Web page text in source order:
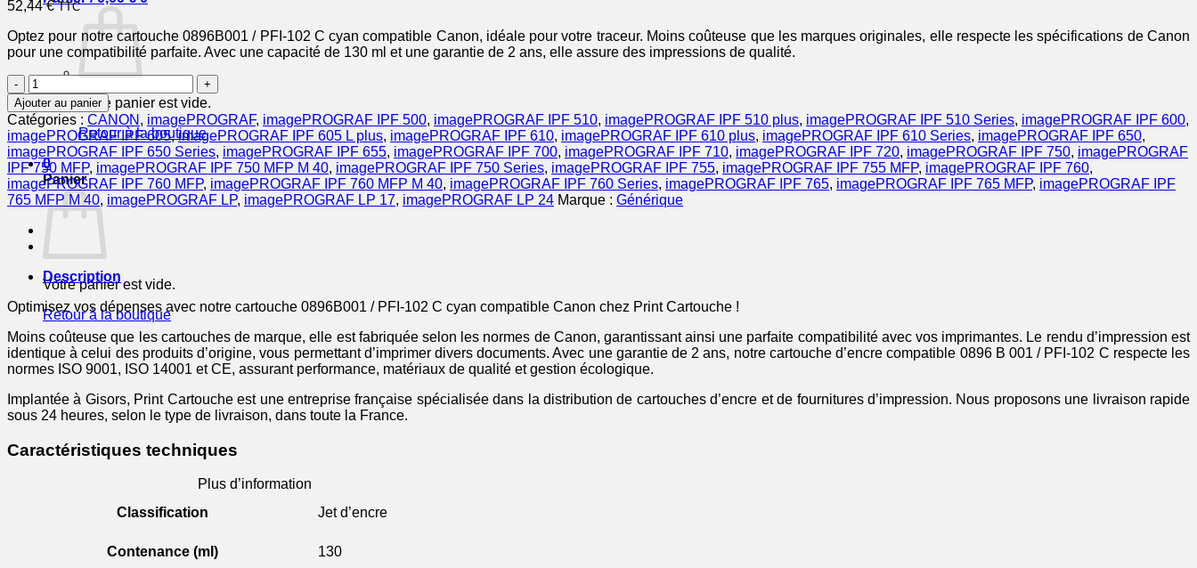
Votre panier est vide.
Retour à la boutique
0
Panier
Votre panier est vide.
Retour à la boutique
52,44€ TTC
Optez pour notre cartouche 0896B001 / PFI-102 C cyan compatible Canon, idéale pour votre traceur. Moins coûteuse que les marques originales, elle respecte les spécifications de Canon
pour une compatibilité parfaite. Avec une capacité de 130 ml et une garantie de 2 ans, elle assure des impressions de qualité.
quantité
de
0896B001
/
PFI-
102
C
-
cartouche
compatible
Canon
cyan
Ajouter au panier
Catégories : CANON , imagePROGRAF, imagePROGRAF IPF 500, imagePROGRAF IPF 510, imagePROGRAF IPF 510 plus, imagePROGRAF IPF 510 Series, imagePROGRAF IPF 600,
imagePROGRAF IPF 605,imagePROGRAF IPF 605 L plus, imagePROGRAF IPF 610, imagePROGRAF IPF 610 plus, imagePROGRAF IPF 610 Series, imagePROGRAF IPF 650,
imagePROGRAF IPF 650 Series, imagePROGRAF IPF 655, imagePROGRAF IPF 700, imagePROGRAF IPF 710, imagePROGRAF IPF 720, imagePROGRAF IPF 750, imagePROGRAF
IPF 750 MFP, imagePROGRAF IPF 750 MFP M 40, imagePROGRAF IPF 750 Series, imagePROGRAF IPF 755, imagePROGRAF IPF 755 MFP, imagePROGRAF IPF 760,
imagePROGRAF IPF 760 MFP, imagePROGRAF IPF 760 MFP M 40, imagePROGRAF IPF 760 Series, imagePROGRAF IPF 765, imagePROGRAF IPF 765 MFP, imagePROGRAF IPF
765 MFP M 40, imagePROGRAF LP, imagePROGRAF LP 17, imagePROGRAF LP 24 Marque : Générique
Description
Optimisez vos dépenses avec notre cartouche 0896B001 / PFI-102 C cyan compatible Canon chez Print Cartouche !
Moins coûteuse que les cartouches de marque, elle est fabriquée selon les normes de Canon, garantissant ainsi une parfaite compatibilité avec vos imprimantes. Le rendu d’impression est
identique à celui des produits d’origine, vous permettant d’imprimer divers documents. Avec une garantie de 2 ans, notre cartouche d’encre compatible 0896 B 001 / PFI-102 C respecte les
normes ISO 9001, ISO 14001 et CE, assurant performance, matériaux de qualité et gestion écologique.
Implantée à Gisors, Print Cartouche est une entreprise française spécialisée dans la distribution de cartouches d’encre et de fournitures d’impression. Nous proposons une livraison rapide
sous 24 heures, selon le type de livraison, dans toute la France.
Caractéristiques techniques
Plus d’information
Classification
Jet d’encre
Contenance (ml) 130